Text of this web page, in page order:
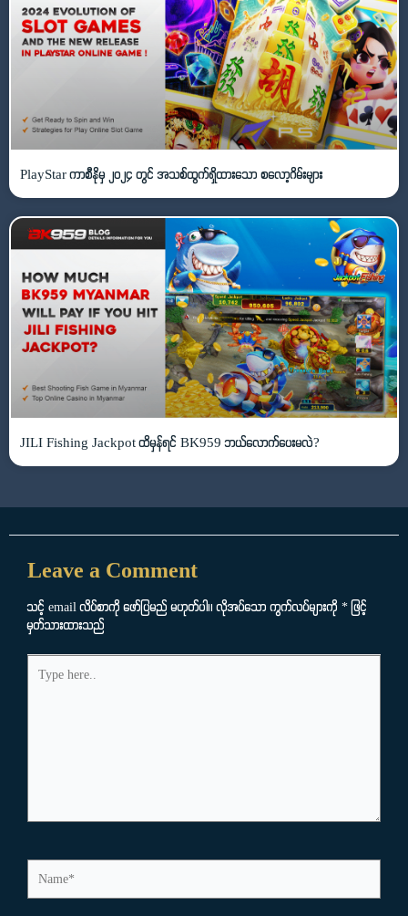
PlayStar ကာစီနိုမှ ၂၀၂၄ တွင် အသစ်ထွက်ရှိထားသော စလော့ဂိမ်းများ
JILI Fishing Jackpot ထိမှန်ရင် BK959 ဘယ်လောက်ပေးမလဲ?
Leave a Comment
သင့် email လိပ်စာကို ဖော်ပြမည် မဟုတ်ပါ။ လိုအပ်သော ကွက်လပ်များကို * ဖြင့်
မှတ်သားထားသည်
here..